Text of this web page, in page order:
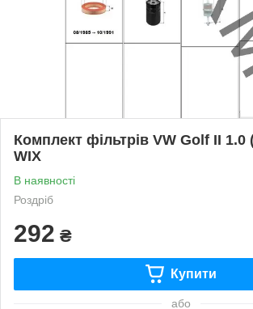
Комплект фільтрів VW Golf II 1.0
WIX
В наявності
Роздріб
292 ₴
Купити
або